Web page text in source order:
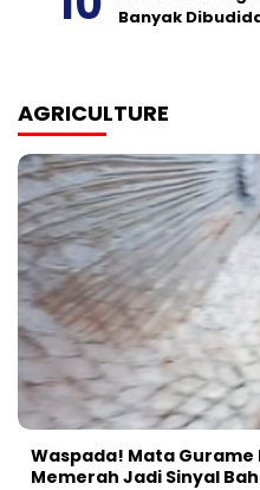
Banyak
AGRICULTURE
Waspada! Mata Gurame
Memerah Jadi Sinyal